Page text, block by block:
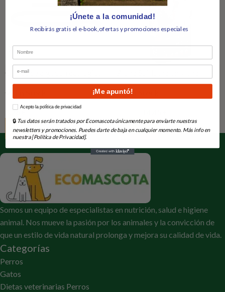
Correa de algodón ecológico
8,26
Añadir Al Carrito
cachorros
En Stock
Añadir Al Carrito
Somos un equipo de especialistas en nutrición, salud e higiene
animal. Nos mueve la pasión por los animales y la convicción de
que un estilo de vida natural prolonga y mejora su calidad de vida.
Categorías
Perros
Gatos
Dietas veterinarias Perros
¡Únete a la comunidad!
Recibirás gratis el e-book,ofertas y promociones especiales
Nombre
Email
¡Me apuntó!
How would you like to hear from us?
Acepto la política de privacidad
🔒 Tus datos serán tratados por Ecomascota únicamente para enviarte nuestras
newsletters y promociones. Puedes darte de baja en cualquier momento. Más info en
nuestra [Política de Privacidad].